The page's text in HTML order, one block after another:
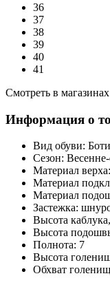
36
37
38
39
40
41
Смотреть в магазинах
Информация о
Вид обуви:
Сезон:
Материал верха:
Материал
Материал
Застежка:
Высота
Высота
Полнота: 7
Высота
Обхват